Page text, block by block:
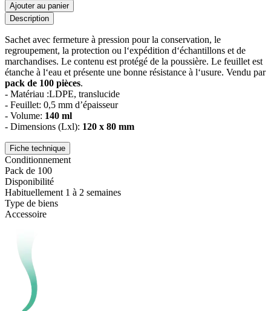
Ajouter au panier
Description
Sachet avec fermeture à pression pour la conservation, le
regroupement, la protection ou l‘expédition d‘échantillons et de
marchandises. Le contenu est protégé de la poussière. Le feuillet est
étanche à l‘eau et présente une bonne résistance à l‘usure. Vendu par
pack de 100 pièces.
- Matériau :LDPE, translucide
- Feuillet: 0,5 mm d’épaisseur
- Volume: 140 ml
- Dimensions (Lxl): 120 x 80 mm
Fiche technique
Conditionnement
Pack de 100
Disponibilité
Habituellement 1 à 2 semaines
Type de biens
Accessoire